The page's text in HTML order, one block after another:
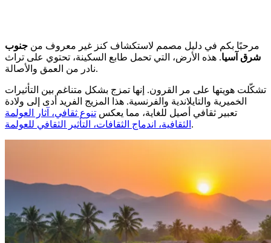
مرحبًا بكم في دليل مصمم لاستكشاف كنز غير معروف من جنوب
شرق آسيا. هذه الأرض، التي تحمل طابع السكينة، تحتوي على تراث
نادر من العمق والأصالة.
تشكّلت هويتها على مر القرون. إنها تمزج بشكل متناغم بين التأثيرات
الخميرية والتايلاندية والفرنسية. هذا المزيج الفريد أدى إلى ولادة
تعبير ثقافي أصيل للغاية، مما يعكس تنوع ثقافي، آثار العولمة
الثقافية، اندماج الثقافات، التأثير الثقافي للعولمة .